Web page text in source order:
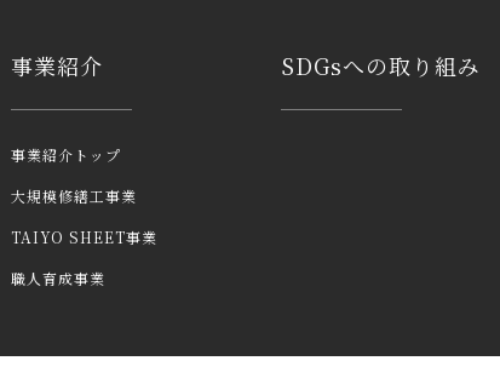
事業紹介
事業紹介トップ
大規模修繕工事業
TAIYO SHEET事業
職人育成事業
SDGsへの取り組み